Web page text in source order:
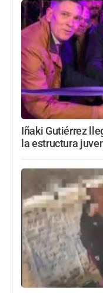
Iñaki Gutiérrez
la estructura